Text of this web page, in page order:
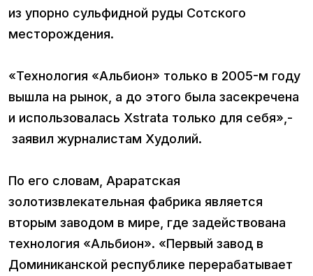
из упорно сульфидной руды Сотского
месторождения.
«Технология «Альбион» только в 2005-м году
вышла на рынок, а до этого была засекречена
и использовалась Xstrata только для себя»,-
заявил журналистам Худолий.
По его словам, Араратская
золотизвлекательная фабрика является
вторым заводом в мире, где задействована
технология «Альбион». «Первый завод в
Доминиканской республике перерабатывает